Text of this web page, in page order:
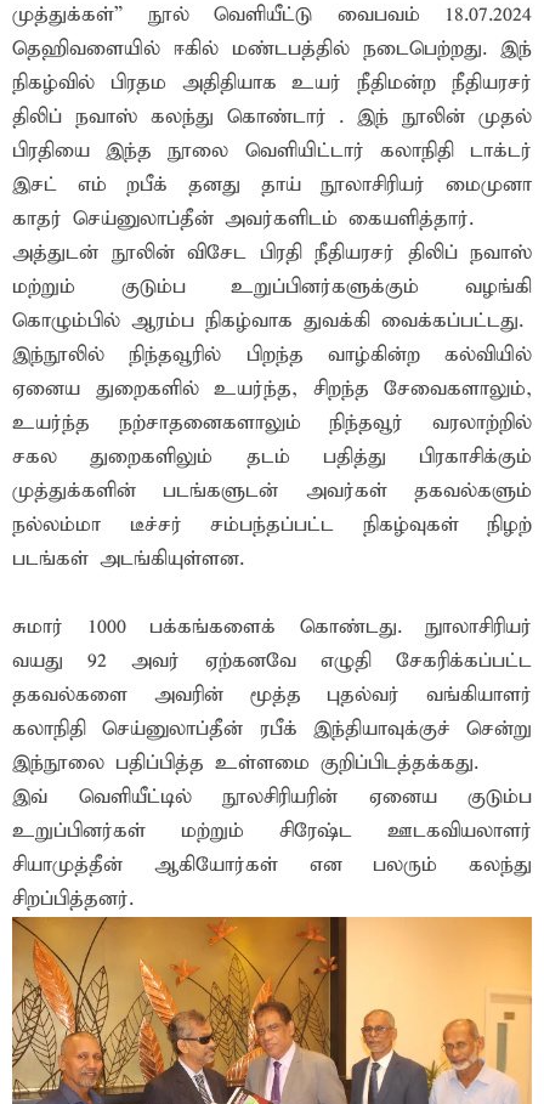
முத்துக்கள்” நூல் வெளியீட்டு வைபவம் 18.07.2024
தெஹிவளையில் ஈகில் மண்டபத்தில் நடைபெற்றது. இந்
நிகழ்வில் பிரதம அதிதியாக உயர் நீதிமன்ற நீதியரசர்
திலிப் நவாஸ் கலந்து கொண்டார் . இந் நூலின் முதல்
பிரதியை இந்த நூலை வெளியிட்டார் கலாநிதி டாக்டர்
இசட் எம் றபீக் தனது தாய் நூலாசிரியர் மைமுனா
காதர் செய்னுலாப்தீன் அவர்களிடம் கையளித்தார்.
அத்துடன் நூலின் விசேட பிரதி நீதியரசர் திலிப் நவாஸ்
மற்றும் குடும்ப உறுப்பினர்களுக்கும் வழங்கி
கொழும்பில் ஆரம்ப நிகழ்வாக துவக்கி வைக்கப்பட்டது.
இந்நூலில் நிந்தவூரில் பிறந்த வாழ்கின்ற கல்வியில்
ஏனைய துறைகளில் உயர்ந்த, சிறந்த சேவைகளாலும்,
உயர்ந்த நற்சாதனைகளாலும் நிந்தவூர் வரலாற்றில்
சகல துறைகளிலும் தடம் பதித்து பிரகாசிக்கும்
முத்துக்களின் படங்களுடன் அவர்கள் தகவல்களும்
நல்லம்மா டீச்சர் சம்பந்தப்பட்ட நிகழ்வுகள் நிழற்
படங்கள் அடங்கியுள்ளன.
சுமார் 1000 பக்கங்களைக் கொண்டது. நுாலாசிரியர்
வயது 92 அவர் ஏற்கனவே எழுதி சேகரிக்கப்பட்ட
தகவல்களை அவரின் மூத்த புதல்வர் வங்கியாளர்
கலாநிதி செய்னுலாப்தீன் ரபீக் இந்தியாவுக்குச் சென்று
இந்நூலை பதிப்பித்த உள்ளமை குறிப்பிடத்தக்கது.
இவ் வெளியீட்டில் நூலசிரியரின் ஏனைய குடும்ப
உறுப்பினர்கள் மற்றும் சிரேஷ்ட ஊடகவியலாளர்
சியாமுத்தீன் ஆகியோர்கள் என பலரும் கலந்து
சிறப்பித்தனர்.